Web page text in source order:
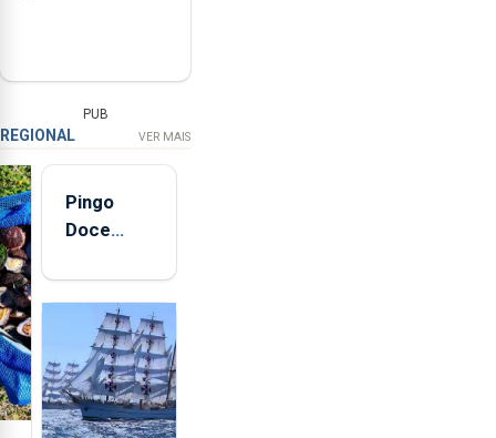
PUB
REGIONAL VER MAIS
Pingo
Doce
quinta-
feira nova
loja em
São
Sebastião
e cria 30